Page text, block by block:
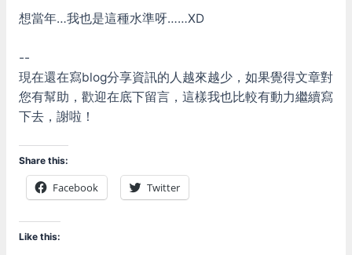
想當年…我也是這種水準呀……XD
--
現在還在寫blog分享資訊的人越來越少，如果覺得文章對
您有幫助，歡迎在底下留言，這樣我也比較有動力繼續寫
下去，謝啦！
Share this:
Facebook Twitter
Like this: